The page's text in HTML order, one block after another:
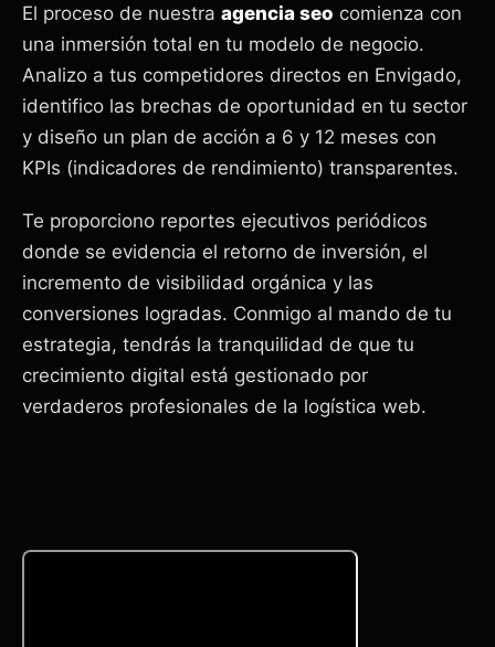
El proceso de nuestra agencia seo comienza con
una inmersión total en tu modelo de negocio.
Analizo a tus competidores directos en Envigado,
identifico las brechas de oportunidad en tu sector
y diseño un plan de acción a 6 y 12 meses con
KPIs (indicadores de rendimiento) transparentes.
Te proporciono reportes ejecutivos periódicos
donde se evidencia el retorno de inversión, el
incremento de visibilidad orgánica y las
conversiones logradas. Conmigo al mando de tu
estrategia, tendrás la tranquilidad de que tu
crecimiento digital está gestionado por
verdaderos profesionales de la logística web.